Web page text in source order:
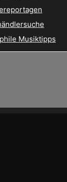
Musiktipps